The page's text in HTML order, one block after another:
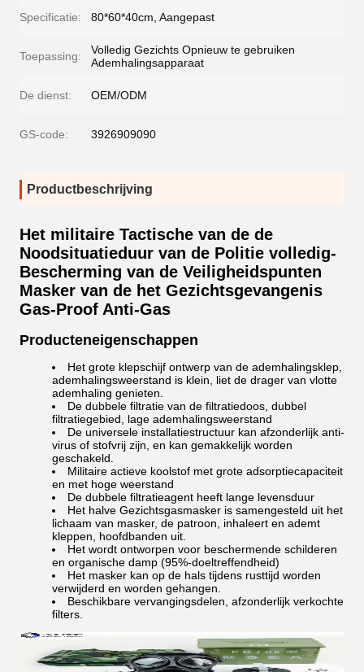
Specificatie: 80*60*40cm, Aangepast
Toepassing:
Volledig Gezichts Opnieuw te gebruiken
Ademhalingsapparaat
De dienst: OEM/ODM
GS-code: 3926909090
Productbeschrijving
Het militaire Tactische van de de
Noodsituatieduur van de Politie volledig-
Bescherming van de Veiligheidspunten
Masker van de het Gezichtsgevangenis
Gas-Proof Anti-Gas
Producteneigenschappen
Het grote klepschijf ontwerp van de ademhalingsklep,
ademhalingsweerstand is klein, liet de drager van vlotte
ademhaling genieten.
De dubbele filtratie van de filtratiedoos, dubbel
filtratiegebied, lage ademhalingsweerstand
De universele installatiestructuur kan afzonderlijk anti-
virus of stofvrij zijn, en kan gemakkelijk worden
geschakeld.
Militaire actieve koolstof met grote adsorptiecapaciteit
en met hoge weerstand
De dubbele filtratieagent heeft lange levensduur
Het halve Gezichtsgasmasker is samengesteld uit het
lichaam van masker, de patroon, inhaleert en ademt
kleppen, hoofdbanden uit.
Het wordt ontworpen voor beschermende schilderen
en organische damp (95%-doeltreffendheid)
Het masker kan op de hals tijdens rusttijd worden
verwijderd en worden gehangen.
Beschikbare vervangingsdelen, afzonderlijk verkochte
filters.